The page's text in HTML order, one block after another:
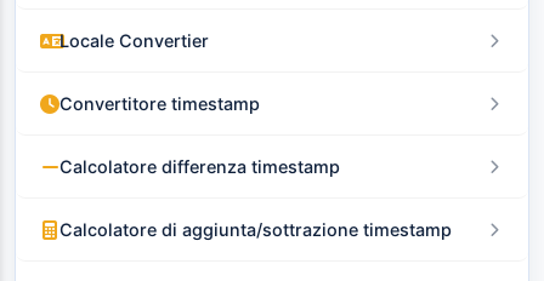
Locale Convertier
Convertitore timestamp
Calcolatore differenza timestamp
Calcolatore di aggiunta/sottrazione timestamp